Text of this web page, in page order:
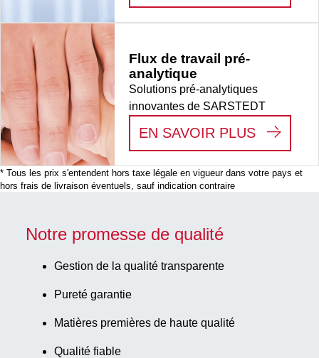
Flux de travail pré-
analytique
Solutions pré-analytiques
innovantes de SARSTEDT
EN SAVOIR PLUS: FLUX
* Tous les prix s'entendent hors taxe légale en vigueur dans votre pays et
hors frais de livraison éventuels, sauf indication contraire
Notre promesse de qualité
Gestion de la qualité transparente
Pureté garantie
Matières premières de haute qualité
Qualité fiable